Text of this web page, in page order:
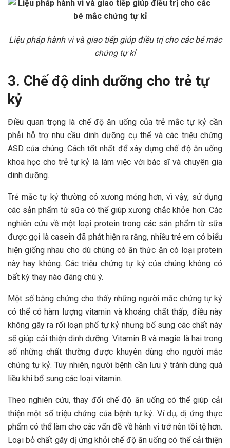
Liệu pháp hành vi và giao tiếp giúp điều trị cho các bé mắc
chứng tự kỉ
3. Chế độ dinh dưỡng cho trẻ tự
kỷ
Điều quan trọng là chế độ ăn uống của trẻ mắc tự kỷ cần
phải hỗ trợ nhu cầu dinh dưỡng cụ thể và các triệu chứng
ASD của chúng. Cách tốt nhất để xây dựng chế độ ăn uống
khoa học cho trẻ tự kỷ là làm việc với bác sĩ và chuyên gia
dinh dưỡng.
Trẻ mắc tự kỷ thường có xương mỏng hơn, vì vậy, sử dụng
các sản phẩm từ sữa có thể giúp xương chắc khỏe hơn. Các
nghiên cứu về một loại protein trong các sản phẩm từ sữa
được gọi là casein đã phát hiện ra rằng, nhiều trẻ em có biểu
hiện giống nhau cho dù chúng có ăn thức ăn có loại protein
này hay không. Các triệu chứng tự kỷ của chúng không có
bất kỳ thay nào đáng chú ý.
Một số bằng chứng cho thấy những người mắc chứng tự kỷ
có thể có hàm lượng vitamin và khoáng chất thấp, điều này
không gây ra rối loạn phổ tự kỷ nhưng bổ sung các chất này
sẽ giúp cải thiện dinh dưỡng. Vitamin B và magie là hai trong
số những chất thường được khuyên dùng cho người mắc
chứng tự kỷ. Tuy nhiên, người bệnh cần lưu ý tránh dùng quá
liều khi bổ sung các loại vitamin.
Theo nghiên cứu, thay đổi chế độ ăn uống có thể giúp cải
thiện một số triệu chứng của bệnh tự kỷ. Ví dụ, dị ứng thực
phẩm có thể làm cho các vấn đề về hành vi trở nên tồi tệ hơn.
Loại bỏ chất gây dị ứng khỏi chế độ ăn uống có thể cải thiện